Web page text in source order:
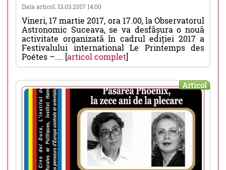
Data articol: 13.03.2017 14:00
Vineri, 17 martie 2017, ora 17.00, la Observatorul
Astronomic Suceava, se va desfășura o nouă
activitate organizată în cadrul ediției 2017 a
Festivalului international Le Printemps des
Poétes –.... [articol complet]
Articol